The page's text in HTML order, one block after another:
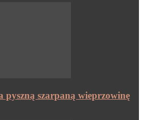
pyszną szarpaną wieprzowinę